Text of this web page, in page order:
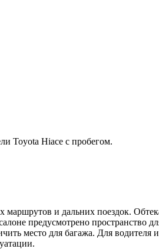
Toyota Hiace с пробегом.
маршрутов и дальних поездок.
предусмотрено пространство
место для багажа. Для водителя